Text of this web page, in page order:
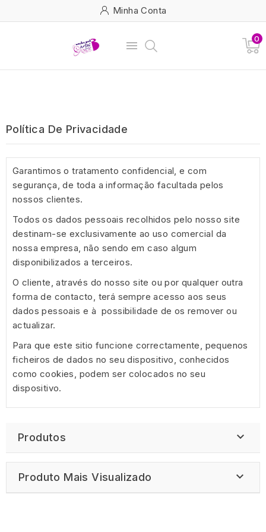
Minha Conta
 0
Polí­tica De Privacidade
Garantimos o tratamento confidencial, e com
segurança, de toda a informação facultada pelos
nossos clientes.
Todos os dados pessoais recolhidos pelo nosso site
destinam-se exclusivamente ao uso comercial da
nossa empresa, não sendo em caso algum
disponibilizados a terceiros.
O cliente, através do nosso site ou por qualquer outra
forma de contacto, terá sempre acesso aos seus
dados pessoais e à possibilidade de os remover ou
actualizar.
Para que este sitio funcione correctamente, pequenos
ficheiros de dados no seu dispositivo, conhecidos
como cookies, podem ser colocados no seu
dispositivo.
Produtos 
Produto Mais Visualizado 